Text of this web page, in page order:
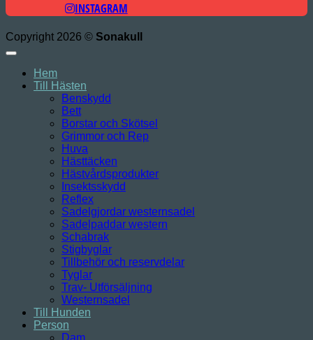
INSTAGRAM
Copyright 2026 © Sonakull
Hem
Till Hästen
Benskydd
Bett
Borstar och Skötsel
Grimmor och Rep
Huva
Hästtäcken
Hästvårdsprodukter
Insektsskydd
Reflex
Sadelgjordar westernsadel
Sadelpaddar western
Schabrak
Stigbyglar
Tillbehör och reservdelar
Tyglar
Trav- Utförsäljning
Westernsadel
Till Hunden
Person